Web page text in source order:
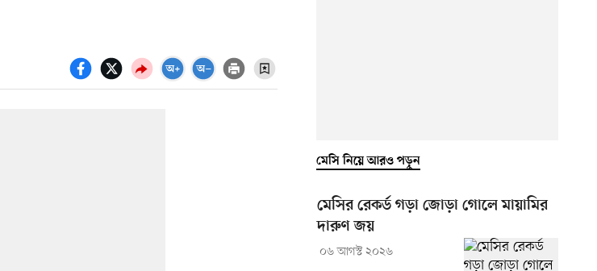
মেসি নিয়ে আরও পড়ুন
মেসির রেকর্ড গড়া জোড়া গোলে মায়ামির
দারুণ জয়
০৬ আগস্ট ২০২৬